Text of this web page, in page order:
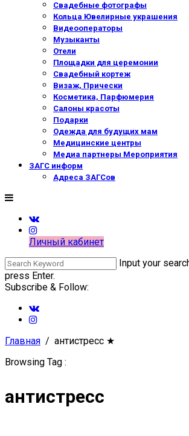
Свадебные фотографы
Кольца Ювелирные украшения
Видеооператоры
Музыканты
Отели
Площадки для церемонии
Свадебный кортеж
Визаж, Прически
Косметика, Парфюмерия
Салоны красоты
Подарки
Одежда для будущих мам
Медицинские центры
Медиа партнеры Мероприятия
ЗАГС информ
Адреса ЗАГСов
Личный кабинет
Input your
press Enter.
Subscribe & Follow:
Главная антистресс ★
Browsing Tag :
антистресс